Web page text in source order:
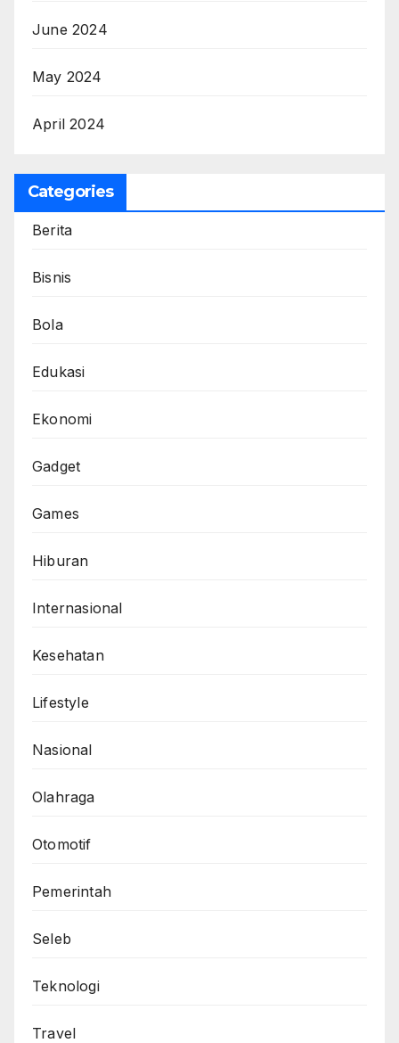
June 2024
May 2024
April 2024
Categories
Berita
Bisnis
Bola
Edukasi
Ekonomi
Gadget
Games
Hiburan
Internasional
Kesehatan
Lifestyle
Nasional
Olahraga
Otomotif
Pemerintah
Seleb
Teknologi
Travel